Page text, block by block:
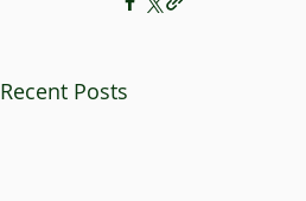
Recent Posts